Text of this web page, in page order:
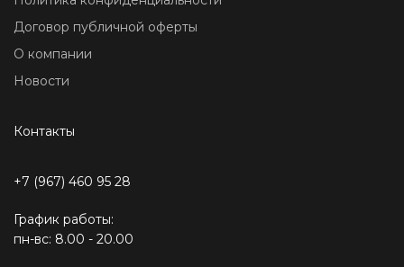
Договор публичной оферты
О компании
Новости
Контакты
+7 (967) 460 95 28
График работы:
пн-вс: 8.00 - 20.00